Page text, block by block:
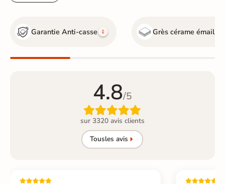
Garantie Anti-casse Grès cérame émaillé
4.8/5

sur 3320 avis clients
Tousles avis